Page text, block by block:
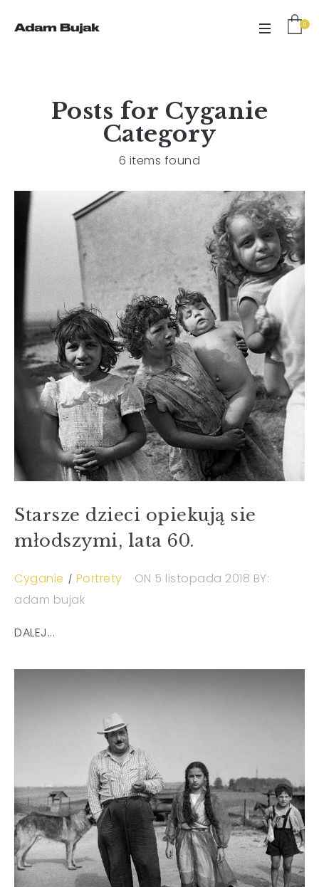
0
Posts for Cyganie
Category
6 items found
Starsze dzieci opiekują sie
młodszymi, lata 60.
Cyganie Portrety ON 5 listopada 2018 BY:
adam bujak
DALEJ...